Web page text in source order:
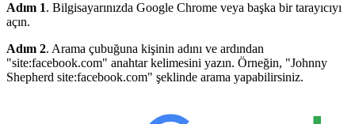
Adım 1. Bilgisayarınızda Google Chrome veya başka bir tarayıcıyı
açın.
Adım 2. Arama çubuğuna kişinin adını ve ardından
"site:facebook.com" anahtar kelimesini yazın. Örneğin, "Johnny
Shepherd site:facebook.com" şeklinde arama yapabilirsiniz.